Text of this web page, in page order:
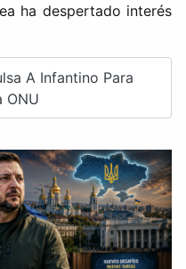
ha despertado interés
A Infantino Para
ONU